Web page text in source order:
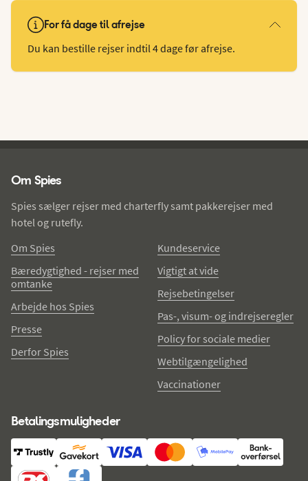
For få dage til afrejse
Du kan bestille rejser indtil 4 dage før afrejse.
Om Spies
Spies sælger rejser med charterfly samt pakkerejser med
hotel og rutefly.
Om Spies
Bæredygtighed - rejser med
omtanke
Arbejde hos Spies
Presse
Derfor Spies
Kundeservice
Vigtigt at vide
Rejsebetingelser
Pas-, visum- og indrejseregler
Policy for sociale medier
Webtilgængelighed
Vaccinationer
Betalingsmuligheder